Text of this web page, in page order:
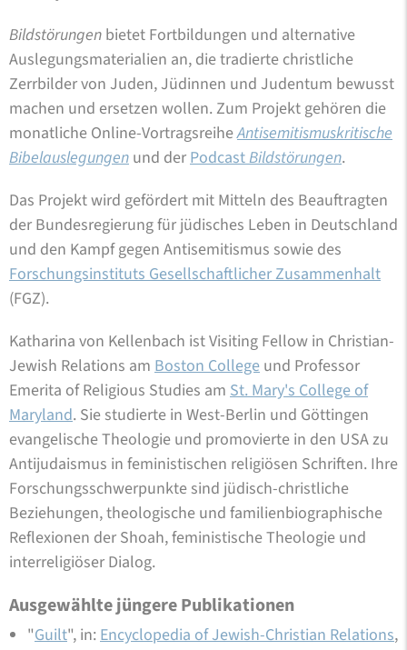
Bildstörungen bietet Fortbildungen und alternative
Auslegungsmaterialien an, die tradierte christliche
Zerrbilder von Juden, Jüdinnen und Judentum bewusst
machen und ersetzen wollen. Zum Projekt gehören die
monatliche Online-VortragsreiheAntisemitismuskritische
Bibelauslegungen und der PodcastBildstörungen.
Das Projekt wird gefördert mit Mitteln des Beauftragten
der Bundesregierung für jüdisches Leben in Deutschland
und den Kampf gegen Antisemitismus sowie des
Forschungsinstituts Gesellschaftlicher Zusammenhalt
(FGZ).
Katharina von Kellenbach ist Visiting Fellow in Christian-
Jewish Relations am Boston College und Professor
Emerita of Religious Studies am St. Mary's College of
Maryland. Sie studierte in West-Berlin und Göttingen
evangelische Theologie und promovierte in den USA zu
Antijudaismus in feministischen religiösen Schriften. Ihre
Forschungsschwerpunkte sind jüdisch-christliche
Beziehungen, theologische und familienbiographische
Reflexionen der Shoah, feministische Theologie und
interreligiöser Dialog.
Ausgewählte jüngere Publikationen
"Guilt", in: Encyclopedia of Jewish-Christian Relations,